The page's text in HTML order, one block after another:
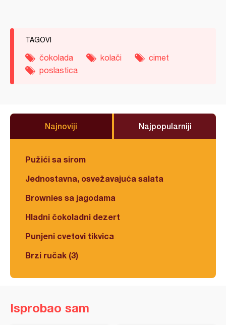
TAGOVI
čokolada kolači
cimet
poslastica
Najnoviji Najpopularniji
Pužići sa sirom
Jednostavna, osvežavajuća salata
Brownies sa jagodama
Hladni čokoladni dezert
Punjeni cvetovi tikvica
Brzi ručak (3)
Isprobao sam